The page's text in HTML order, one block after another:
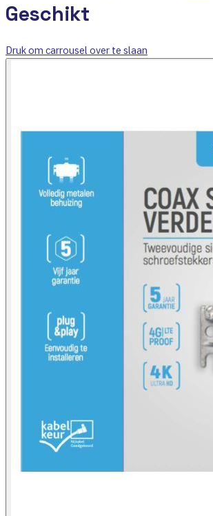
Geschikt
Druk om carrousel over te slaan